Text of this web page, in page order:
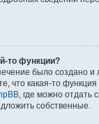
то функции?
было создано и
что какая-то
, где можно отдать
собственные.